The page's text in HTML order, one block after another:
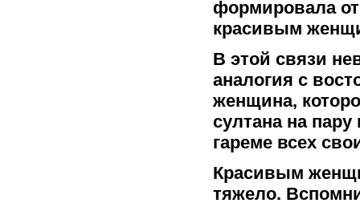
формировала
красивым
В этой связи
аналогия с
женщина,
султана на
гареме всех
Красивым
тяжело.